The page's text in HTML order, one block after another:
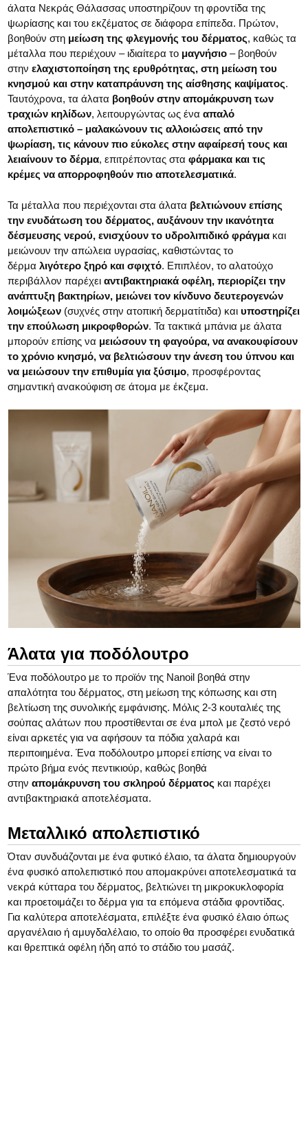
άλατα Νεκράς Θάλασσας υποστηρίζουν τη φροντίδα της
ψωρίασης και του εκζέματος σε διάφορα επίπεδα. Πρώτον,
βοηθούν στη μείωση της φλεγμονής του δέρματος, καθώς τα
μέταλλα που περιέχουν – ιδιαίτερα το μαγνήσιο– βοηθούν
στηνελαχιστοποίηση της ερυθρότητας, στη μείωση του
κνησμού και στην καταπράυνση της αίσθησης καψίματος.
Ταυτόχρονα, τα άλατα βοηθούν στην απομάκρυνση των
τραχιών κηλίδων, λειτουργώντας ως ένα απαλό
απολεπιστικό – μαλακώνουν τις αλλοιώσεις από την
ψωρίαση, τις κάνουν πιο εύκολες στην αφαίρεσή τους και
λειαίνουν το δέρμα, επιτρέποντας σταφάρμακα και τις
κρέμες να απορροφηθούν πιο αποτελεσματικά.
Τα μέταλλα που περιέχονται στα άλατα βελτιώνουν επίσης
την ενυδάτωση του δέρματος, αυξάνουν την ικανότητα
δέσμευσης νερού, ενισχύουν το υδρολιπιδικό φράγμα και
μειώνουν την απώλεια υγρασίας, καθιστώντας το
δέρμαλιγότερο ξηρό και σφιχτό. Επιπλέον, το αλατούχο
περιβάλλον παρέχειαντιβακτηριακά οφέλη, περιορίζει την
ανάπτυξη βακτηρίων, μειώνει τον κίνδυνο δευτερογενών
λοιμώξεων (συχνές στην ατοπική δερματίτιδα) και υποστηρίζει
την επούλωση μικροφθορών. Τα τακτικά μπάνια με άλατα
μπορούν επίσης να μειώσουν τη φαγούρα, να ανακουφίσουν
το χρόνιο κνησμό, να βελτιώσουν την άνεση του ύπνου και
να μειώσουν την επιθυμία για ξύσιμο, προσφέροντας
σημαντική ανακούφιση σε άτομα με έκζεμα.
Άλατα για ποδόλουτρο
Ένα ποδόλουτρο με το προϊόν της Nanoil βοηθά στην
απαλότητα του δέρματος, στη μείωση της κόπωσης και στη
βελτίωση της συνολικής εμφάνισης. Μόλις 2-3 κουταλιές της
σούπας αλάτων που προστίθενται σε ένα μπολ με ζεστό νερό
είναι αρκετές για να αφήσουν τα πόδια χαλαρά και
περιποιημένα. Ένα ποδόλουτρο μπορεί επίσης να είναι το
πρώτο βήμα ενός πεντικιούρ, καθώς βοηθά
στηναπομάκρυνση του σκληρού δέρματος και παρέχει
αντιβακτηριακά αποτελέσματα.
Μεταλλικό απολεπιστικό
Όταν συνδυάζονται με ένα φυτικό έλαιο, τα άλατα δημιουργούν
ένα φυσικό απολεπιστικό που απομακρύνει αποτελεσματικά τα
νεκρά κύτταρα του δέρματος, βελτιώνει τη μικροκυκλοφορία
και προετοιμάζει το δέρμα για τα επόμενα στάδια φροντίδας.
Για καλύτερα αποτελέσματα, επιλέξτε ένα φυσικό έλαιο όπως
αργανέλαιο ή αμυγδαλέλαιο, το οποίο θα προσφέρει ενυδατικά
και θρεπτικά οφέλη ήδη από το στάδιο του μασάζ.